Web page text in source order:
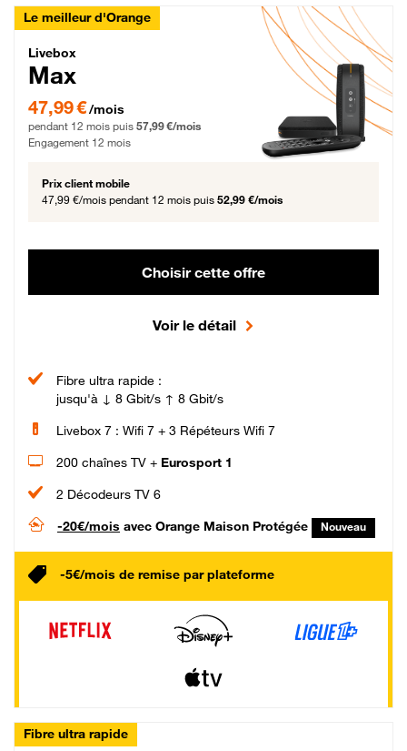
Le meilleur d'Orange
Livebox Max Fibre
Livebox
Max
47,99 € par mois pendant 12 mois puis 57,99 € par mois, Engagement 12 mois
47,99 €/mois
pendant 12 mois puis 57,99 €/mois
Engagement 12 mois
Prix client mobile
47,99 €/mois pendant 12 mois puis 52,99 €/mois
Choisir cette offre
Voir le détail
Fibre ultra rapide :
jusqu'à ↓ 8 Gbit/s ↑ 8 Gbit/s
Livebox 7 : Wifi 7 + 3 Répéteurs Wifi 7
200 chaînes TV + Eurosport 1
2 Décodeurs TV 6
-20€/mois avec Orange Maison Protégée Nouveau
-5€/mois de remise par plateforme
Fibre ultra rapide